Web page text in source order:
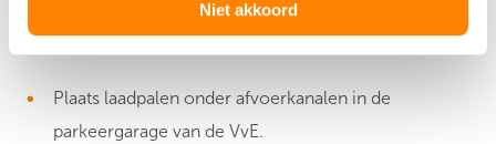
Niet akkoord
Zorg voor rook- en koolmonoxidemelders, voor
Plaats laadpalen onder afvoerkanalen in de
parkeergarage van de VvE.